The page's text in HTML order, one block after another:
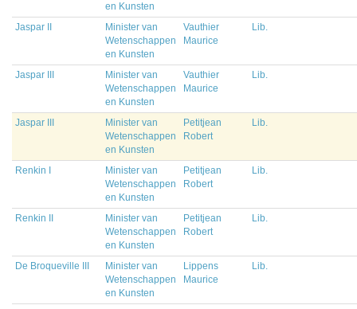
en Kunsten
Jaspar II
Minister van
Wetenschappen
en Kunsten
Vauthier
Maurice
Lib.
Jaspar III
Minister van
Wetenschappen
en Kunsten
Vauthier
Maurice
Lib.
Jaspar III
Minister van
Wetenschappen
en Kunsten
Petitjean
Robert
Lib.
Renkin I
Minister van
Wetenschappen
en Kunsten
Petitjean
Robert
Lib.
Renkin II
Minister van
Wetenschappen
en Kunsten
Petitjean
Robert
Lib.
De Broqueville III
Minister van
Wetenschappen
en Kunsten
Lippens
Maurice
Lib.